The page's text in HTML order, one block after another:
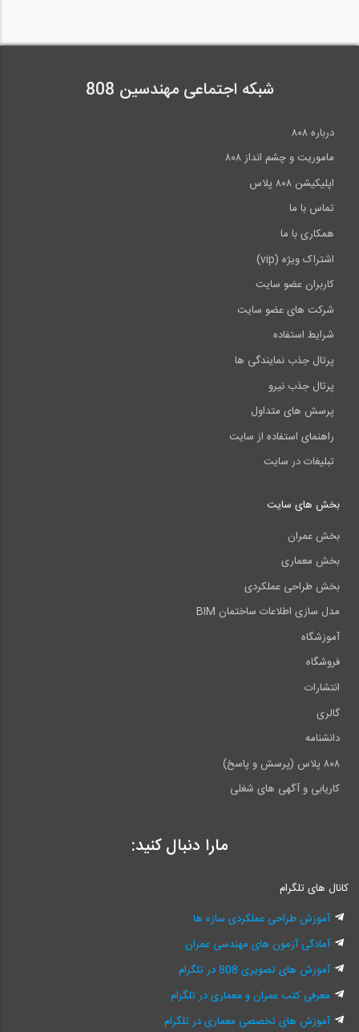
شبکه اجتماعی مهندسین 808
درباره ۸۰۸
ماموریت و چشم انداز ۸۰۸
اپلیکیشن ۸۰۸ پلاس
تماس با ما
همکاری با ما
اشتراک ویژه (vip)
کاربران عضو سایت
شرکت های عضو سایت
شرایط استفاده
پرتال جذب نمایندگی ها
پرتال جذب نیرو
پرسش های متداول
راهنمای استفاده از سایت
تبلیغات در سایت
بخش های سایت
بخش عمران
بخش معماری
بخش طراحی عملکردی
مدل سازی اطلاعات ساختمان BIM
آموزشگاه
فروشگاه
انتشارات
گالری
دانشنامه
۸۰۸ پلاس (پرسش و پاسخ)
کاریابی و آگهی های شغلی
مارا دنبال کنید:
کانال های تلگرام
آموزش طراحی عملکردی سازه ها
آمادگی آزمون های مهندسی عمران
آموزش های تصویری 808 در تلگرام
معرفی کتب عمران و معماری در تلگرام
آموزش های تخصصی معماری در تلگرام